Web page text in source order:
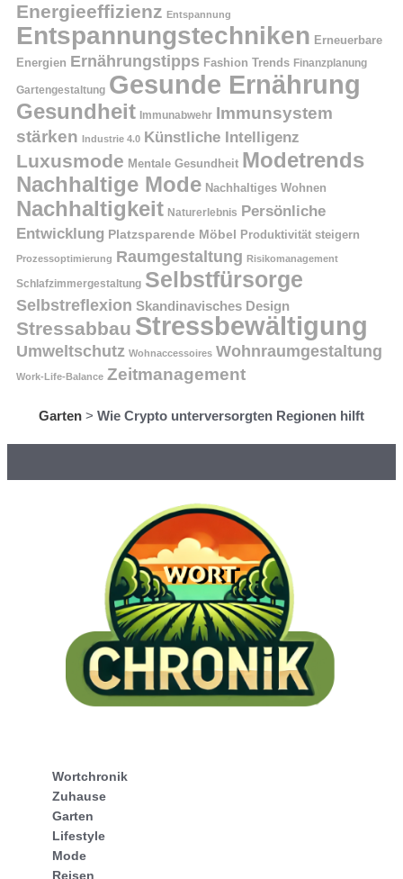
Energieeffizienz Entspannung
Entspannungstechniken Erneuerbare
Energien Ernährungstipps Fashion Trends Finanzplanung
Gartengestaltung Gesunde Ernährung
Gesundheit Immunabwehr Immunsystem
stärken Industrie 4.0 Künstliche Intelligenz
Luxusmode Mentale Gesundheit Modetrends
Nachhaltige Mode Nachhaltiges Wohnen
Nachhaltigkeit Naturerlebnis Persönliche
Entwicklung Platzsparende Möbel Produktivität steigern
Prozessoptimierung Raumgestaltung Risikomanagement
Schlafzimmergestaltung Selbstfürsorge
Selbstreflexion Skandinavisches Design
Stressabbau Stressbewältigung
Umweltschutz Wohnaccessoires Wohnraumgestaltung
Work-Life-Balance Zeitmanagement
Garten > Wie Crypto unterversorgten Regionen hilft
Wortchronik
Zuhause
Garten
Lifestyle
Mode
Reisen